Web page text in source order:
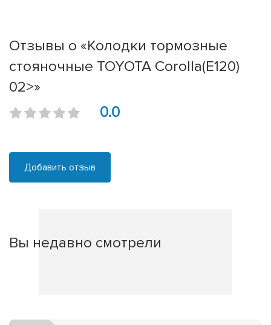
Отзывы о «Колодки тормозные
стояночные TOYOTA Corolla(E120)
02>»
0.0
Добавить отзыв
Вы недавно смотрели